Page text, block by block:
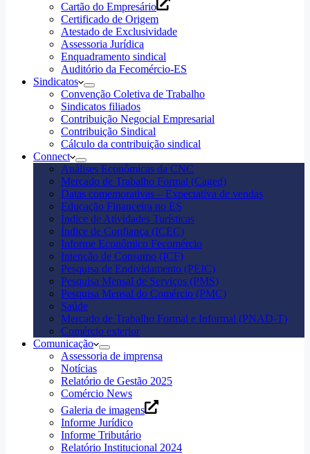
Cartão do Empresário
Certificado de Origem
Atestado de Exclusividade
Assessoria Jurídica
Enquadramento sindical
Auditório da Fecomércio-ES
Sindicatos
Convenção Coletiva de Trabalho
Sindicatos filiados
Contribuição Negocial Empresarial
Contribuição Sindical
Cálculo da contribuição sindical
Connect
Análises Econômicas da CNC
Mercado de Trabalho Formal (Caged)
Datas comemorativas – Expectativa de vendas
Educação Financeira no ES
Índice de Atividades Turísticas
Índice de Confiança (ICEC)
Informe Econômico Fecomércio
Intenção de Consumo (ICF)
Pesquisa de Endividamento (PEIC)
Pesquisa Mensal de Serviços (PMS)
Pesquisa Mensal do Comércio (PMC)
Saúde
Mercado de Trabalho Formal e Informal (PNAD-T)
Comércio exterior
Comunicação
Assessoria de imprensa
Notícias
Relatório de Gestão 2025
Comércio News
Galeria de imagens
Informe Jurídico
Informe Tributário
Relatório Institucional 2024